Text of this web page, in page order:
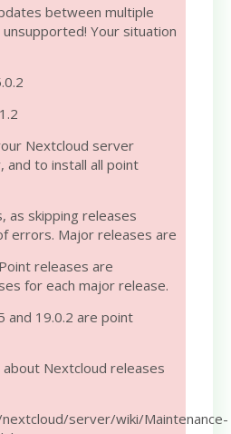
between multiple
Your situation
Nextcloud server
and to install all point
as skipping releases
errors. Major releases are
releases are
for each major release.
and 19.0.2 are point
Nextcloud releases
server/wiki/Maintenance-